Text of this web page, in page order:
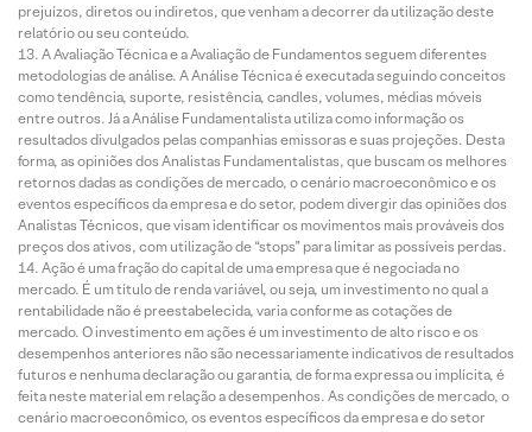
prejuízos, diretos ou indiretos, que venham a decorrer da utilização deste
relatório ou seu conteúdo.
A Avaliação Técnica e a Avaliação de Fundamentos seguem diferentes
metodologias de análise. A Análise Técnica é executada seguindo conceitos
como tendência, suporte, resistência, candles, volumes, médias móveis
entre outros. Já a Análise Fundamentalista utiliza como informação os
resultados divulgados pelas companhias emissoras e suas projeções. Desta
forma, as opiniões dos Analistas Fundamentalistas, que buscam os melhores
retornos dadas as condições de mercado, o cenário macroeconômico e os
eventos específicos da empresa e do setor, podem divergir das opiniões dos
Analistas Técnicos, que visam identificar os movimentos mais prováveis dos
preços dos ativos, com utilização de “stops” para limitar as possíveis perdas.
Ação é uma fração do capital de uma empresa que é negociada no
mercado. É um título de renda variável, ou seja, um investimento no qual a
rentabilidade não é preestabelecida, varia conforme as cotações de
mercado. O investimento em ações é um investimento de alto risco e os
desempenhos anteriores não são necessariamente indicativos de resultados
futuros e nenhuma declaração ou garantia, de forma expressa ou implícita, é
feita neste material em relação a desempenhos. As condições de mercado, o
cenário macroeconômico, os eventos específicos da empresa e do setor